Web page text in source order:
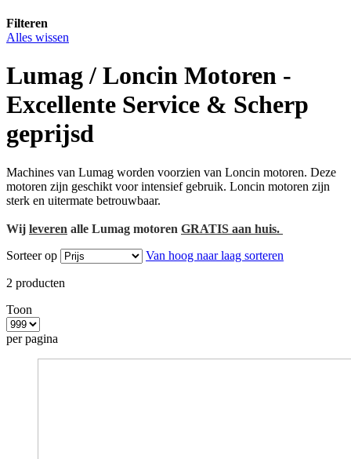
Filteren
Alles wissen
Lumag / Loncin Motoren -
Excellente Service & Scherp
geprijsd
Machines van Lumag worden voorzien van Loncin motoren. Deze
motoren zijn geschikt voor intensief gebruik. Loncin motoren zijn
sterk en uitermate betrouwbaar.
Wij leveren alle Lumag motoren GRATIS aan huis.
Sorteer op
Van hoog naar laag sorteren
2 producten
Toon
per pagina